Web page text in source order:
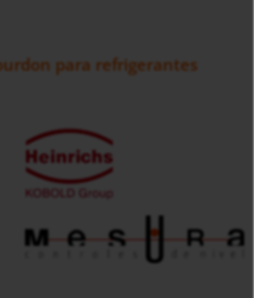
para refrigerantes